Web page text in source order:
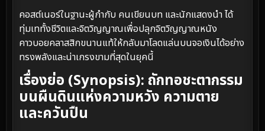
คอสต์เนอร์ในฐานะผู้กำกับ คนเขียนบท และนักแสดงนำ ได้
ทุ่มเททั้งชีวิตและจิตวิญญาณเพื่อปลุกจิตวิญญาณหนัง
คาวบอยคลาสสิกขนานแท้ให้กลับมาโลดแล่นบนจอเงินได้อย่าง
ทรงพลังและน่าเกรงขามที่สุดในยุคนี้
เรื่องย่อ (Synopsis): ถักทอชะตากรรม
บนผืนดินแห่งความหวัง ความตาย
และควันปืน